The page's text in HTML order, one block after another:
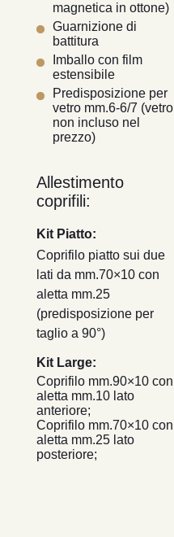
magnetica in ottone)
Guarnizione di
battitura
Imballo con film
estensibile
Predisposizione per
vetro mm.6-6/7 (vetro
non incluso nel
prezzo)
Allestimento
coprifili:
Kit Piatto:
Coprifilo piatto sui due
lati da mm.70×10 con
aletta mm.25
(predisposizione per
taglio a 90°)
Kit Large:
Coprifilo mm.90×10 con
aletta mm.10 lato
anteriore;
Coprifilo mm.70×10 con
aletta mm.25 lato
posteriore;